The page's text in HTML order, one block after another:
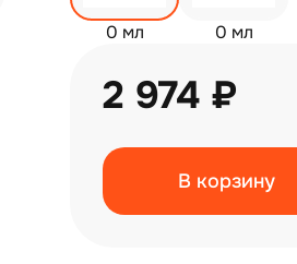
0 мл 0 мл
2 974 ₽
В корзину